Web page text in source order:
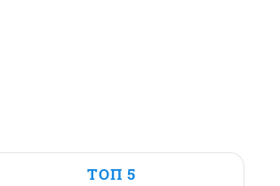
ТОП 5